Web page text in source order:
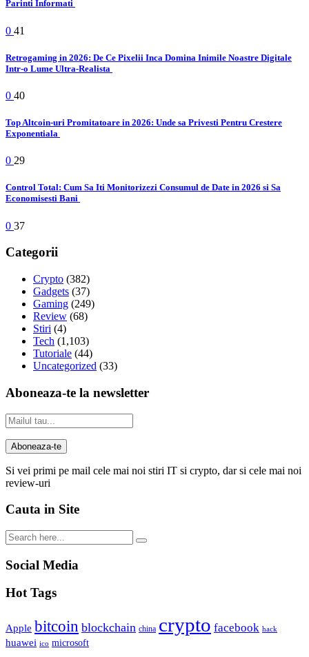
Parinti Informati
0 41
Retrogaming in 2026: De Ce Pixelii Inca Domina Inimile Noastre Digitale
Intr-o Lume Ultra-Realista
0 40
Top Altcoin-uri Promitatoare in 2026: Unde sa Privesti Pentru Crestere
Exponentiala
0 29
Control Total: Cum Sa Iti Monitorizezi Consumul de Date in 2026 si Sa
Economisesti Bani
0 37
Categorii
Crypto (382)
Gadgets (37)
Gaming (249)
Review (68)
Stiri (4)
Tech (1,103)
Tutoriale (44)
Uncategorized (33)
Aboneaza-te la newsletter
Si vei primi pe mail cele mai noi stiri IT si crypto, dar si cele mai noi
review-uri
Cauta in Site
Social Media
Hot Tags
Apple bitcoin blockchain china crypto facebook hack
huawei ico microsoft